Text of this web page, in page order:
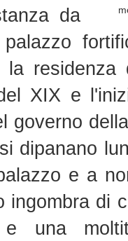
da
la
XIX e
governo
dipanano
e a
ingombra di
e una